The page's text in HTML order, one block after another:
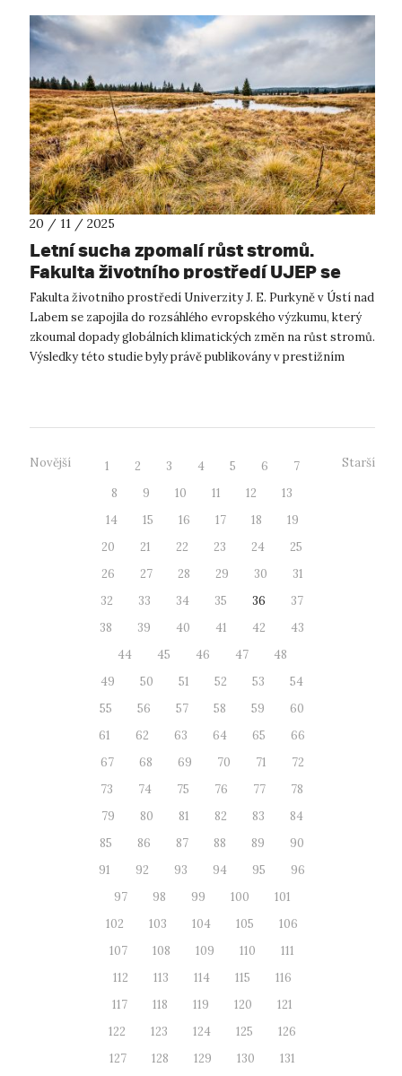
20 / 11 / 2025
Letní sucha zpomalí růst stromů.
Fakulta životního prostředí UJEP se
podílela na výzkumu v publikovaném v
prestižním časopise.
Fakulta životního prostředí Univerzity J. E. Purkyně v Ústí nad
Labem se zapojila do rozsáhlého evropského výzkumu, který
zkoumal dopady globálních klimatických změn na růst stromů.
Výsledky této studie byly právě publikovány v prestižním
Novější 1 2 3 4 5 6
7
8
9 10 11 12
13
14
15 16 17 18
19
20
21 22 23 24
25
26
27 28 29 30
31
32
33 34 35 36
37
38
39 40 41 42
43
44
45 46 47
48
49
50 51 52 53
54
55
56 57 58 59
60
61
62 63 64 65
66
67
68 69 70 71
72
73
74 75 76 77
78
79
80 81 82 83
84
85
86 87 88 89
90
91
92 93 94 95
96
97
98 99 100
101
102
103 104 105
106
107
108 109 110
111
112
113 114 115
116
117
118 119 120
121
122
123 124 125
126
127
128 129 130
131
Starší